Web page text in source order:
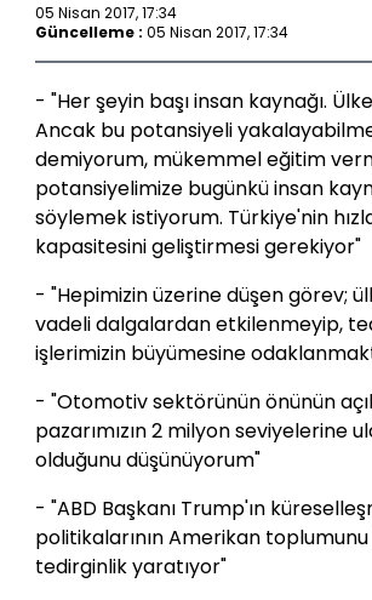
05 Nisan 2017, 17:34
Güncelleme : 05 Nisan 2017, 17:34
- "Her şeyin başı insan kaynağı.
Ancak bu potansiyeli
demiyorum, mükemmel eğitim
potansiyelimize bugünkü insan
söylemek istiyorum. Türkiye'nin
kapasitesini geliştirmesi gerekiyor"
- "Hepimizin üzerine düşen görev;
vadeli dalgalardan etkilenmeyip,
işlerimizin büyümesine
- "Otomotiv sektörünün önünün
pazarımızın 2 milyon seviyelerine
olduğunu düşünüyorum"
- "ABD Başkanı Trump'ın
politikalarının Amerikan
tedirginlik yaratıyor"